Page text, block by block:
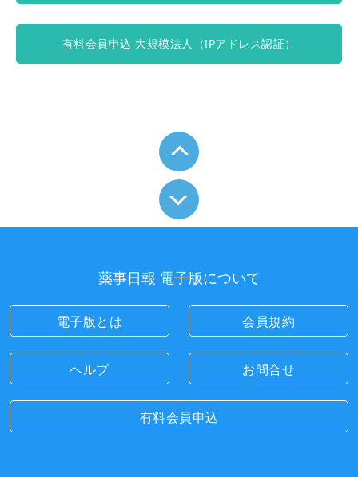
有料会員申込 大規模法人（IPアドレス認証）
薬事日報 電子版について
電子版とは 会員規約
ヘルプ お問合せ
有料会員申込